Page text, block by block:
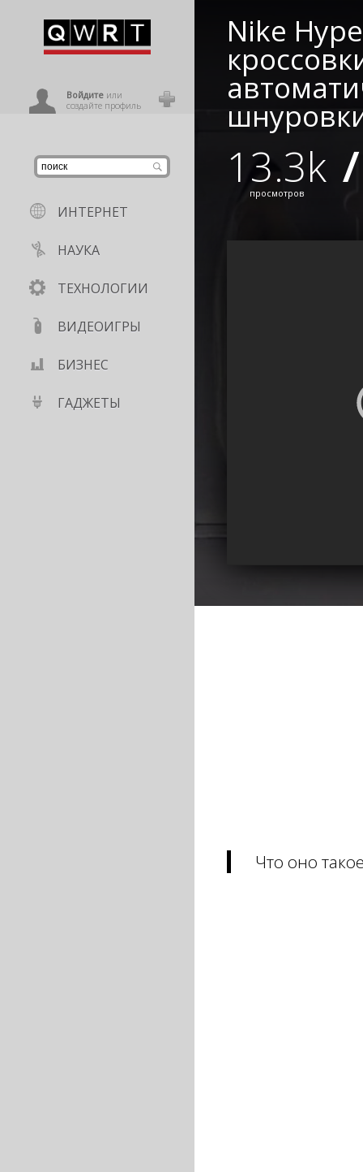
Войдитеили
создайте профиль
ИНТЕРНЕТ
НАУКА
ТЕХНОЛОГИИ
ВИДЕОИГРЫ
БИЗНЕС
ГАДЖЕТЫ
Nike
13.3k
просмотров /
Что оно